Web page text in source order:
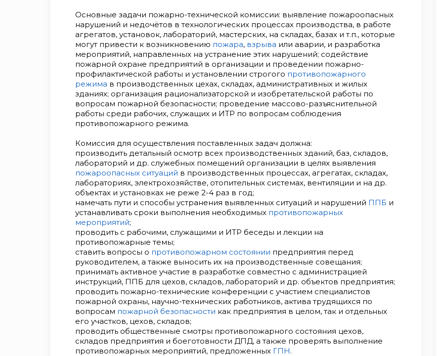
Основные задачи пожарно-технической комиссии: выявление пожароопасных
нарушений и недочётов в технологических процессах производства, в работе
агрегатов, установок, лабораторий, мастерских, на складах, базах и т.п., которые
могут привести к возникновению пожара, взрыва или аварии, и разработка
мероприятий, направленных на устранение этих нарушений; содействие
пожарной охране предприятий в организации и проведении пожарно-
профилактической работы и установлении строгого противопожарного
режима в производственных цехах, складах, административных и жилых
зданиях; организация рационализаторской и изобретательской работы по
вопросам пожарной безопасности; проведение массово-разъяснительной
работы среди рабочих, служащих и ИТР по вопросам соблюдения
противопожарного режима.
Комиссия для осуществления поставленных задач должна:
производить детальный осмотр всех производственных зданий, баз, складов,
лабораторий и др. служебных помещений организации в целях выявления
пожароопасных ситуаций в производственных процессах, агрегатах, складах,
лабораториях, электрохозяйстве, отопительных системах, вентиляции и на др.
объектах и установках не реже 2-4 раз в год;
намечать пути и способы устранения выявленных ситуаций и нарушений ППБ и
устанавливать сроки выполнения необходимых противопожарных
мероприятий;
проводить с рабочими, служащими и ИТР беседы и лекции на
противопожарные темы;
ставить вопросы о противопожарном состоянии предприятия перед
руководителем, а также выносить их на производственные совещания;
принимать активное участие в разработке совместно с администрацией
инструкций, ППБ для цехов, складов, лабораторий и др. объектов предприятия;
проводить пожарно-технические конференции с участием специалистов
пожарной охраны, научно-технических работников, актива трудящихся по
вопросам пожарной безопасности как предприятия в целом, так и отдельных
его участков, цехов, складов;
проводить общественные смотры противопожарного состояния цехов,
складов предприятия и боеготовности ДПД, а также проверять выполнение
противопожарных мероприятий, предложенных ГПН.